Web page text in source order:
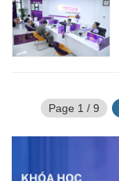
Page 1 / 9